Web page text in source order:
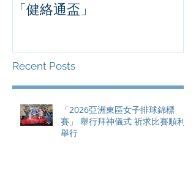
「健絡通盃」
Recent Posts
「2026亞洲東區女子排球錦標
賽」 舉行拜神儀式 祈求比賽順利
舉行